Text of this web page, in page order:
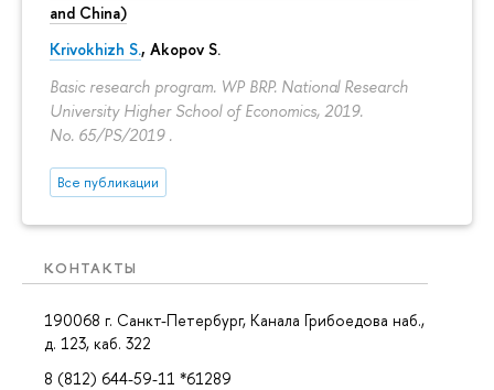
and China)
Krivokhizh S., Akopov S.
Basic research program. WP BRP. National Research
University Higher School of Economics, 2019.
No. 65/PS/2019 .
Все публикации
КОНТАКТЫ
190068 г. Санкт-Петербург, Канала Грибоедова наб.,
д. 123, каб. 322
8 (812) 644-59-11 *61289